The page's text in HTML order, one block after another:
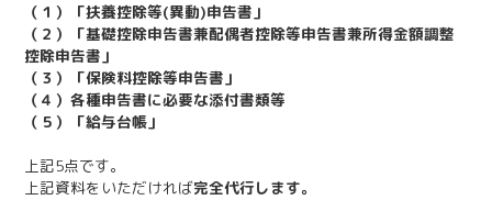
（１）「扶養控除等(異動)申告書」
（２）「基礎控除申告書兼配偶者控除等申告書兼所得金額調整
控除申告書」
（３）「保険料控除等申告書」
（４）各種申告書に必要な添付書類等
（５）「給与台帳」
上記5点です。
上記資料をいただければ完全代行します。